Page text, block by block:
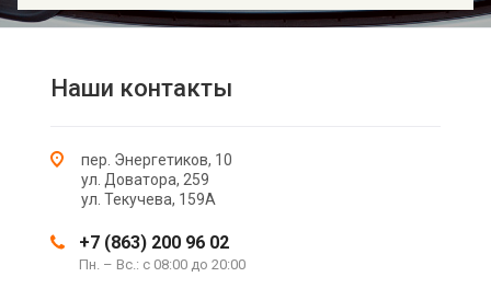
Наши контакты
пер. Энергетиков, 10
ул. Доватора, 259
ул. Текучева, 159А
+7 (863) 200 96 02
Пн. – Вс.: с 08:00 до 20:00